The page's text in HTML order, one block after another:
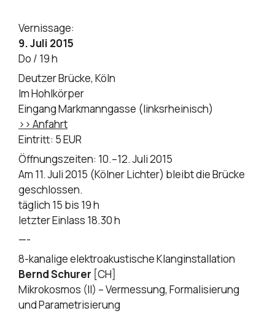
Vernissage:
9. Juli 2015
Do / 19 h
Deutzer Brücke, Köln
Im Hohlkörper
Eingang Markmanngasse (linksrheinisch)
>> Anfahrt
Eintritt: 5 EUR
Öffnungszeiten: 10.–12. Juli 2015
Am 11. Juli 2015 (Kölner Lichter) bleibt die Brücke
geschlossen.
täglich 15 bis 19 h
letzter Einlass 18.30 h
—-
8-kanalige elektroakustische Klanginstallation
Bernd Schurer [CH]
Mikrokosmos (II) – Vermessung, Formalisierung
und Parametrisierung